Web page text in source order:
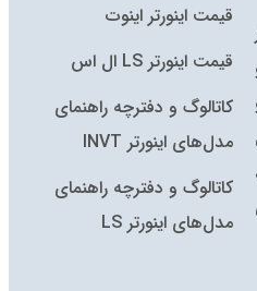
قیمت اینورتر اینوت
قیمت اینورتر LS ال اس
کاتالوگ و دفترچه راهنمای
مدل‌های اینورتر INVT
کاتالوگ‌ و دفترچه راهنمای
مدل‌های اینورتر LS